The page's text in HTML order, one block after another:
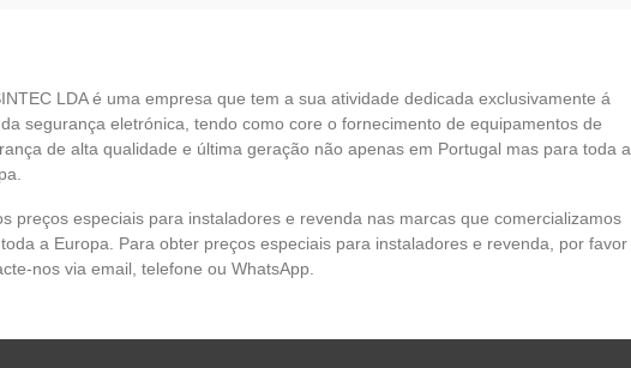
LDA é uma empresa que tem a sua atividade dedicada exclusivamente á
segurança eletrónica, tendo como core o fornecimento de equipamentos de
de alta qualidade e última geração não apenas em Portugal mas para toda a
preços especiais para instaladores e revenda nas marcas que comercializamos
a Europa. Para obter preços especiais para instaladores e revenda, por favor
nos via email, telefone ou WhatsApp.